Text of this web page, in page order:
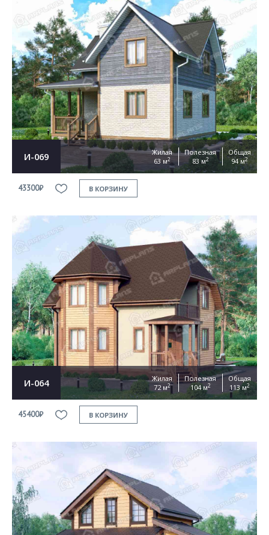
И-069
Жилая
63 м2
Полезная
83 м2
Общая
94 м2
43300₽ В КОРЗИНУ
И-064
Жилая
72 м2
Полезная
104 м2
Общая
113 м2
45400₽ В КОРЗИНУ